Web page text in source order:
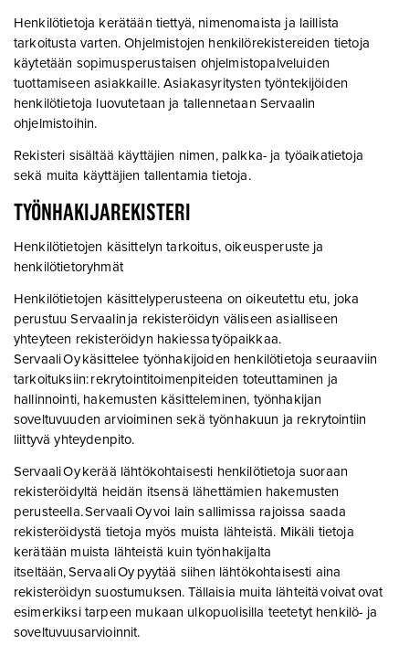
Henkilötietoja kerätään tiettyä, nimenomaista ja laillista
tarkoitusta varten. Ohjelmistojen henkilörekistereiden tietoja
käytetään sopimusperustaisen ohjelmistopalveluiden
tuottamiseen asiakkaille. Asiakasyritysten työntekijöiden
henkilötietoja luovutetaan ja tallennetaan Servaalin
ohjelmistoihin.
Rekisteri sisältää käyttäjien nimen, palkka- ja työaikatietoja
sekä muita käyttäjien tallentamia tietoja.
TYÖNHAKIJAREKISTERI
Henkilötietojen käsittelyn tarkoitus, oikeusperuste ja
henkilötietoryhmät
Henkilötietojen käsittelyperusteena on oikeutettu etu, joka
perustuu Servaalin ja rekisteröidyn väliseen asialliseen
yhteyteen rekisteröidyn hakiessa työpaikkaa.
Servaali Oy käsittelee työnhakijoiden henkilötietoja seuraaviin
tarkoituksiin: rekrytointitoimenpiteiden toteuttaminen ja
hallinnointi, hakemusten käsitteleminen, työnhakijan
soveltuvuuden arvioiminen sekä työnhakuun ja rekrytointiin
liittyvä yhteydenpito.
Servaali Oy kerää lähtökohtaisesti henkilötietoja suoraan
rekisteröidyltä heidän itsensä lähettämien hakemusten
perusteella. Servaali Oy voi lain sallimissa rajoissa saada
rekisteröidystä tietoja myös muista lähteistä. Mikäli tietoja
kerätään muista lähteistä kuin työnhakijalta
itseltään, Servaali Oy pyytää siihen lähtökohtaisesti aina
rekisteröidyn suostumuksen. Tällaisia muita lähteitä voivat ovat
esimerkiksi tarpeen mukaan ulkopuolisilla teetetyt henkilö- ja
soveltuvuusarvioinnit.